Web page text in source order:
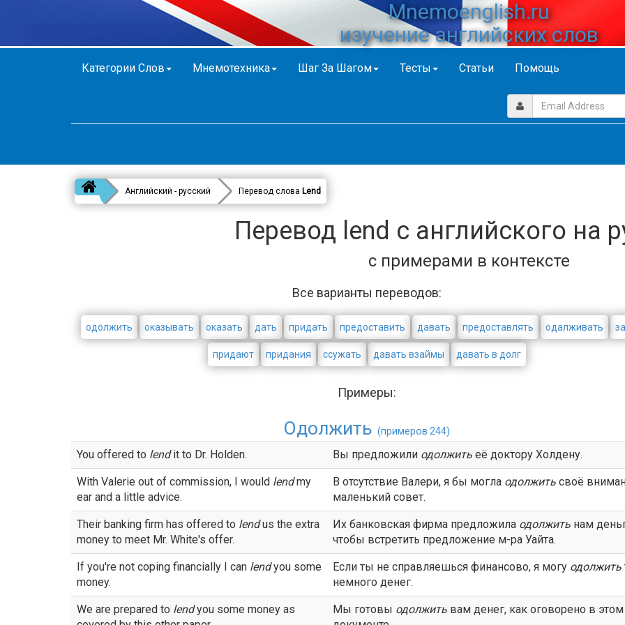
Mnemoenglish.ru
изучение английских слов
Категории Слов Мнемотехника Шаг За Шагом Тесты Статьи Помощь
Английский - русский Перевод слова Lend
Перевод lend с английского на
с примерами в контексте
Все варианты переводов:
одолжить оказывать оказать дать придать предоставить давать предоставлять одалживать
придают придания ссужать давать взаймы давать в долг
Примеры:
Одолжить(примеров 244)
You offered to lendit to Dr. Holden. Вы предложили одолжить её доктору Холдену.
With Valerie out of commission, I would lendmy
ear and a little advice.
В отсутствие Валери, я бы могла одолжить своё
маленький совет.
Their banking firm has offered to lendus the extra
money to meet Mr. White's offer.
Их банковская фирма предложила одолжить нам
чтобы встретить предложение м-ра Уайта.
If you're not coping financially I can lendyou some
money.
Если ты не справляешься финансово, я могу одолжить
немного денег.
We are prepared to lendyou some money as
Мы готовы одолжить вам денег, как оговорено в этом